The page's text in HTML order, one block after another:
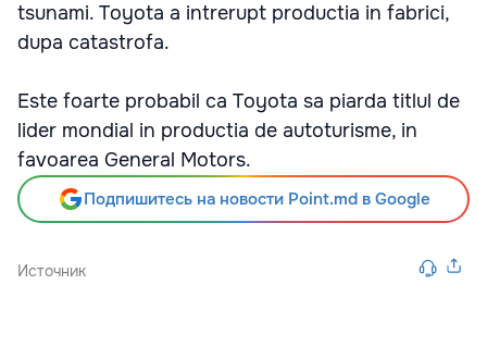
tsunami. Toyota a intrerupt productia in fabrici,
dupa catastrofa.
Este foarte probabil ca Toyota sa piarda titlul de
lider mondial in productia de autoturisme, in
favoarea General Motors.
Подпишитесь на новости Point.md в Google
Источник